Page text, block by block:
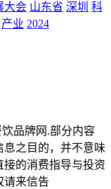
大会 山东省 深圳
科
产业 2024
品牌网 .部分内容
息之目的，并不意味
的消费指导与投资
请来信告